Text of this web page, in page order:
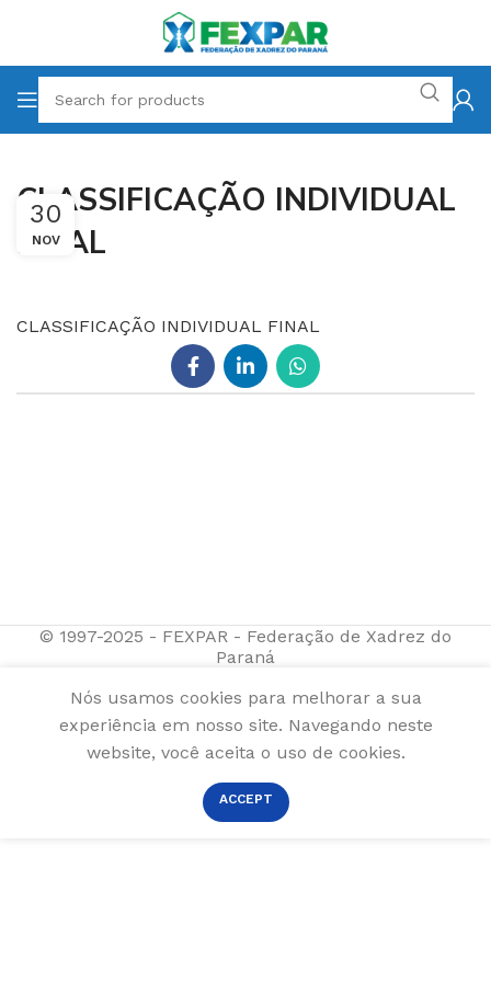
CLASSIFICAÇÃO INDIVIDUAL
FINAL
30
NOV
CLASSIFICAÇÃO INDIVIDUAL FINAL
© 1997-2025 - FEXPAR - Federação de Xadrez do
Paraná
Nós usamos cookies para melhorar a sua
experiência em nosso site. Navegando neste
website, você aceita o uso de cookies.
ACCEPT